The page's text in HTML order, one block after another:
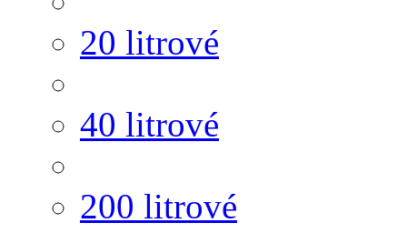
20 litrové
40 litrové
200 litrové